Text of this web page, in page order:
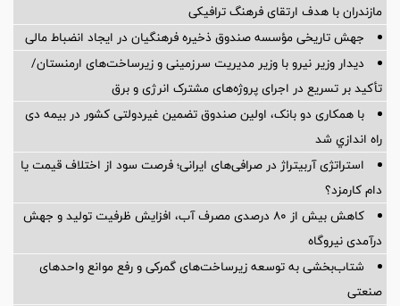
مازندران با هدف ارتقای فرهنگ ترافیکی
جهش تاریخی مؤسسه صندوق ذخیره فرهنگیان در ایجاد انضباط مالی
دیدار وزیر نیرو با وزیر مدیریت سرزمینی و زیرساخت‌های ارمنستان/
تأکید بر تسریع در اجرای پروژه‌های مشترک انرژی و برق
با همکاری دو بانک، اولین صندوق تضمین غیردولتی کشور در بیمه دی
راه اندازي شد
استراتژی آربیتراژ در صرافی‌های ایرانی؛ فرصت سود از اختلاف قیمت یا
دام کارمزد؟
کاهش بیش از ۸۰ درصدی مصرف آب، افزایش ظرفیت تولید و جهش
درآمدی نیروگاه
شتاب‌بخشی به توسعه زیرساخت‌های گمركی و رفع موانع واحدهای
صنعتی